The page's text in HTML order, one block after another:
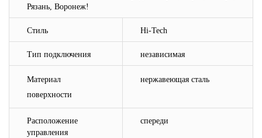
Рязань, Воронеж!
Стиль Hi-Tech
Тип подключения независимая
Материал
поверхности
нержавеющая сталь
Расположение
управления
спереди